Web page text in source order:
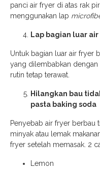
panci air fryer di atas rak
menggunakan lap
Lap bagian luar
Untuk bagian luar air fryer
yang dilembabkan dengan
rutin tetap terawat.
Hilangkan bau
pasta baking soda
Penyebab air fryer berbau
minyak atau lemak
fryer setelah memasak. 2
Lemon